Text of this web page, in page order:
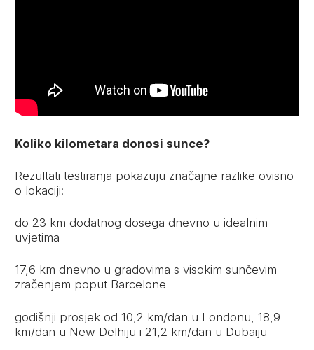
Koliko kilometara donosi sunce?
Rezultati testiranja pokazuju značajne razlike ovisno
o lokaciji:
do 23 km dodatnog dosega dnevno u idealnim
uvjetima
17,6 km dnevno u gradovima s visokim sunčevim
zračenjem poput Barcelone
godišnji prosjek od 10,2 km/dan u Londonu, 18,9
km/dan u New Delhiju i 21,2 km/dan u Dubaiju